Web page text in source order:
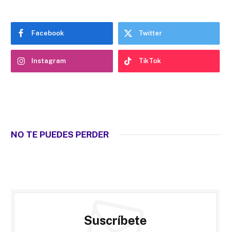
Facebook Twitter
Instagram TikTok
NO TE PUEDES PERDER
Suscríbete